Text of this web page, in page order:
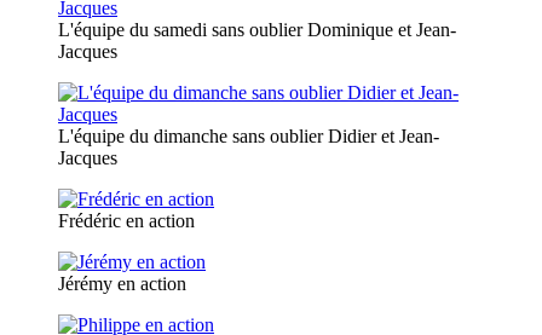
L'équipe du samedi sans oublier Dominique et Jean-
Jacques
L'équipe du dimanche sans oublier Didier et Jean-
Jacques
Frédéric en action
Jérémy en action